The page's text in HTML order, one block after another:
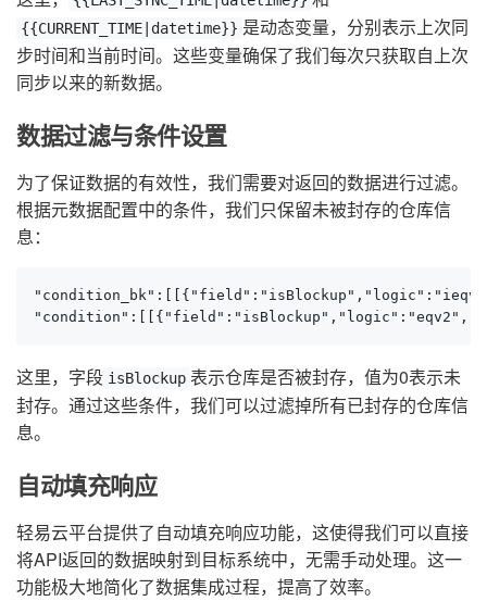
{{CURRENT_TIME|datetime}} 是动态变量，分别表示上次同
步时间和当前时间。这些变量确保了我们每次只获取自上次
同步以来的新数据。
数据过滤与条件设置
为了保证数据的有效性，我们需要对返回的数据进行过滤。
根据元数据配置中的条件，我们只保留未被封存的仓库信
息：
这里，字段 isBlockup 表示仓库是否被封存，值为0表示未
封存。通过这些条件，我们可以过滤掉所有已封存的仓库信
息。
自动填充响应
轻易云平台提供了自动填充响应功能，这使得我们可以直接
将API返回的数据映射到目标系统中，无需手动处理。这一
功能极大地简化了数据集成过程，提高了效率。